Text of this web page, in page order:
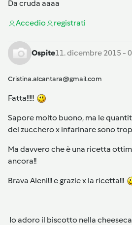
Da cruda aaaa
Accedio registrati
Ospite11. dicembre 2015 -
Cristina.alcantara@gmail.com
Fatta!!!!!
Sapore molto buono, ma le
del zucchero x infarinare sono
Ma davvero che è una ricetta
ancora!!
Brava Aleni!!! e grazie x la ricetta!!!
Io adoro il biscotto nella